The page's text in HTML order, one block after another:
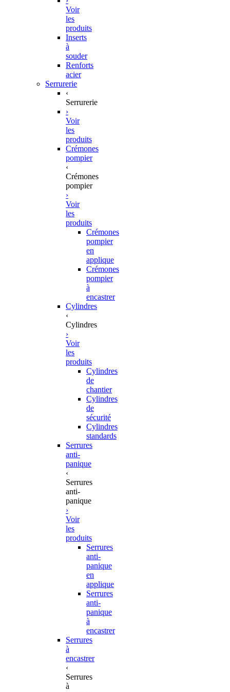
Voir
les
produits
Inserts
à
souder
Renforts
acier
Serrurerie
‹
Serrurerie
›
Voir
les
produits
Crémones
pompier
‹
Crémones
pompier
›
Voir
les
produits
Crémones
pompier
en
applique
Crémones
pompier
à
encastrer
Cylindres
‹
Cylindres
›
Voir
les
produits
Cylindres
de
chantier
Cylindres
de
sécurité
Cylindres
standards
Serrures
anti-
panique
‹
Serrures
anti-
panique
›
Voir
les
produits
Serrures
anti-
panique
en
applique
Serrures
anti-
panique
à
encastrer
Serrures
à
encastrer
‹
Serrures
à